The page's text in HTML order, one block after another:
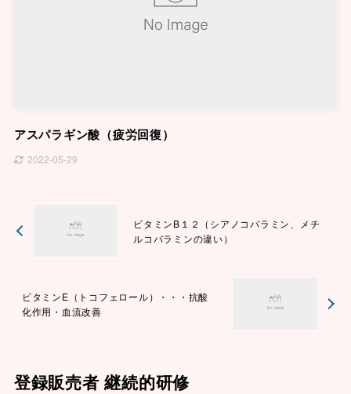
アスパラギン酸（疲労回復）
2022-05-29
ビタミンB１２（シアノコバラミン、メチ
ルコバラミンの違い）
ビタミンE（トコフェロール）・・・抗酸
化作用・血流改善
登録販売者 継続的研修